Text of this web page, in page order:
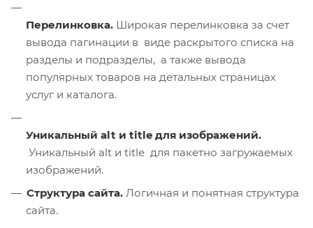
Перелинковка. Широкая перелинковка за счет
вывода пагинации в виде раскрытого списка на
разделы и подразделы, а также вывода
популярных товаров на детальных страницах
услуг и каталога.
Уникальный alt и title для изображений.
Уникальный alt и title для пакетно загружаемых
изображений.
Структура сайта. Логичная и понятная структура
сайта.